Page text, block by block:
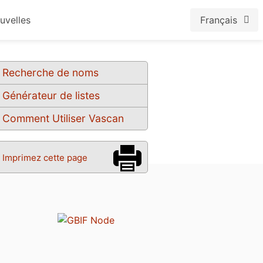
Français
Recherche de noms
Générateur de listes
Comment Utiliser Vascan
Imprimez cette page